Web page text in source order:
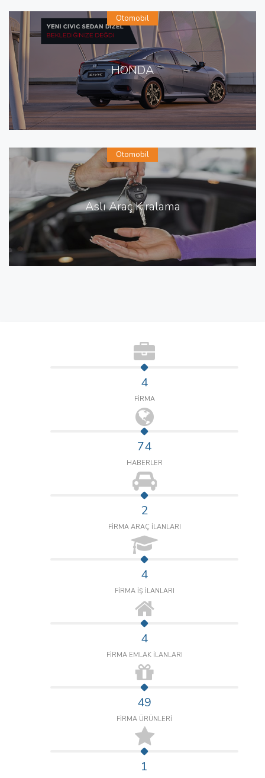
HONDA
Otomobil
Aslı Araç Kiralama
Otomobil
4
FİRMA
74
HABERLER
2
FİRMA ARAÇ İLANLARI
4
FİRMA İŞ İLANLARI
4
FİRMA EMLAK İLANLARI
49
FİRMA ÜRÜNLERİ
1